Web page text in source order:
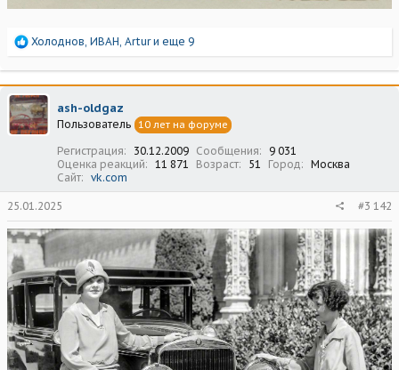
Р
а
к
ц
и
и
Холоднов ИВАН Arturи еще 9
ash-oldgaz
Пользователь 10 лет на форуме
Регистрация 30.12.2009 Сообщения
9 031
Оценка реакций
11 871 Возраст 51 Город
Москва
Сайт
vk.com
25.01.2025 #3 142